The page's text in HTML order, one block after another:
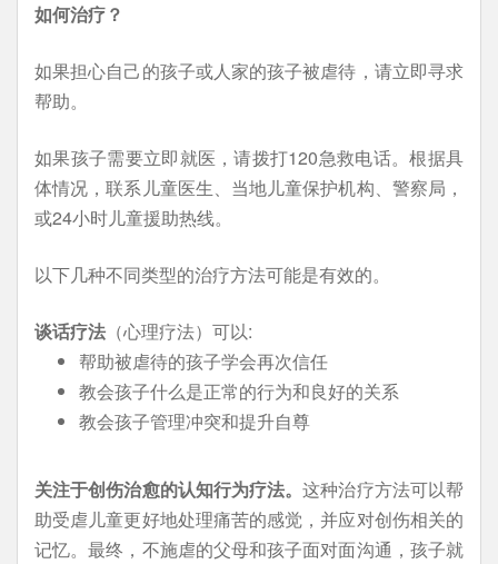
如何治疗？
如果担心自己的孩子或人家的孩子被虐待，请立即寻求
帮助。
如果孩子需要立即就医，请拨打120急救电话。根据具
体情况，联系儿童医生、当地儿童保护机构、警察局，
或24小时儿童援助热线。
以下几种不同类型的治疗方法可能是有效的。
谈话疗法 （心理疗法）可以:
帮助被虐待的孩子学会再次信任
教会孩子什么是正常的行为和良好的关系
教会孩子管理冲突和提升自尊
关注于创伤治愈的认知行为疗法。这种治疗方法可以帮
助受虐儿童更好地处理痛苦的感觉，并应对创伤相关的
记忆。最终，不施虐的父母和孩子面对面沟通，孩子就